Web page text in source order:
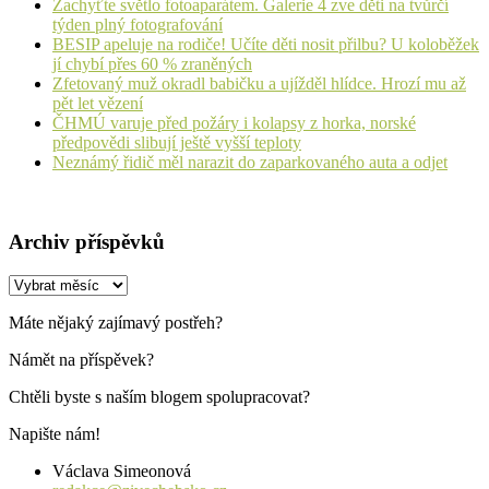
Zachyťte světlo fotoaparátem. Galerie 4 zve děti na tvůrčí
týden plný fotografování
BESIP apeluje na rodiče! Učíte děti nosit přilbu? U koloběžek
jí chybí přes 60 % zraněných
Zfetovaný muž okradl babičku a ujížděl hlídce. Hrozí mu až
pět let vězení
ČHMÚ varuje před požáry i kolapsy z horka, norské
předpovědi slibují ještě vyšší teploty
Neznámý řidič měl narazit do zaparkovaného auta a odjet
Archiv příspěvků
Archiv
Máte nějaký zajímavý postřeh?
Námět na příspěvek?
Chtěli byste s naším blogem spolupracovat?
Napište nám!
Václava Simeonová